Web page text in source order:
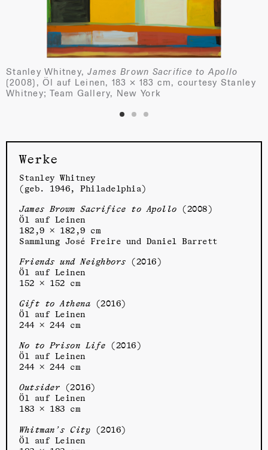
Stanley Whitney,James Brown Sacrifice to Apollo
(2008), Öl auf Leinen, 183 × 183 cm, courtesy Stanley
Whitney; Team Gallery, New York
Werke
Stanley Whitney
(geb. 1946, Philadelphia)
James Brown Sacrifice to Apollo (2008)
Öl auf Leinen
182,9 × 182,9 cm
Sammlung José Freire und Daniel Barrett
Friends und Neighbors (2016)
Öl auf Leinen
152 × 152 cm
Gift to Athena (2016)
Öl auf Leinen
244 × 244 cm
No to Prison Life (2016)
Öl auf Leinen
244 × 244 cm
Outsider (2016)
Öl auf Leinen
183 × 183 cm
Whitman’s City (2016)
Öl auf Leinen